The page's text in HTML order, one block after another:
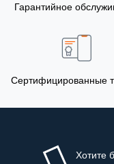
Гарантийное
Сертифицированные
Хотите